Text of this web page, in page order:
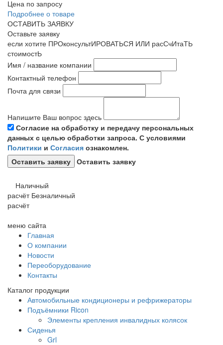
Цена по запросу
Подробнее о товаре
ОСТАВИТЬ ЗАЯВКУ
Оставьте заявку
если хотите ПРОконсультИРОВАТЬСЯ ИЛИ расСчИтаТЬ
стоимостЬ
Имя / название компании
Контактный телефон
Почта для связи
Напишите Ваш вопрос здесь
Согласие на обработку и передачу персональных
данных с целью обработки запроса. С условиями
Политики и Согласия ознакомлен.
Оставить заявку
Наличный
расчёт Безналичный
расчёт
меню сайта
Главная
О компании
Новости
Переоборудование
Контакты
Каталог продукции
Автомобильные кондиционеры и рефрижераторы
Подъёмники Ricon
Элементы крепления инвалидных колясок
Сиденья
Grl